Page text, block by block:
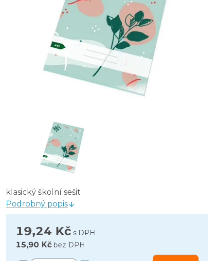
Sešit školní Premium 40 listů - A5 / čtvereček/ 545
Sešit školní ECONOMY 40 listů - A4 / čtvereček / 445
Sešit školní Premium 40 listů - A4 / čtvereček/ 445
Sešit školní Premium 40 listů - A4 / linka / 444
klasický školní sešit
Podrobný popis
19,24 Kč s DPH
15,90 Kč bez DPH